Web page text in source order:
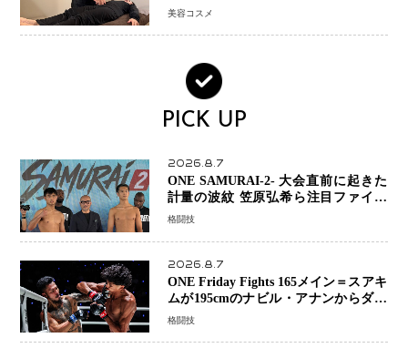
（骨盤底筋）ケア
美容コスメ
PICK UP
2026.8.7
ONE SAMURAI-2- 大会直前に起きた
計量の波紋 笠原弘希ら注目ファイタ
ーは契約体重で決戦へ、山本歩夢と平
格闘技
2026.8.7
ONE Friday Fights 165メイン＝スアキ
ムが195cmのナビル・アナンからダウ
ン奪取！猛反撃を耐え抜き判定勝利、
格闘技